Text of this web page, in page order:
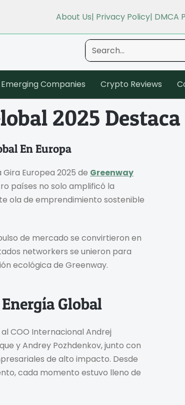
About Us| Privacy Policy| DMCA
Emerging Companies Crypto Reviews
2025
En Europa
Europea 2025 de Greenway
países no solo amplificó la
ola de emprendimiento sostenible
de mercado se convirtieron en
networkers se unieron para
ecológica de Greenway.
Global
COO Internacional Andrej
y Andrey Pozhdenkov, junto con
de alto impacto. Desde
cada momento estuvo lleno de